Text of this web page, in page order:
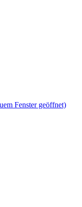
Fenster geöffnet)